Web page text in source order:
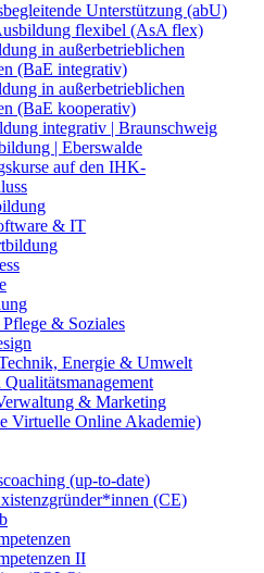
Unterstützung (abU)
flexibel (AsA flex)
in außerbetrieblichen
(BaE integrativ)
in außerbetrieblichen
(BaE kooperativ)
integrativ | Braunschweig
| Eberswalde
auf den IHK-
& IT
& Soziales
Energie & Umwelt
& Marketing
Virtuelle Online Akademie)
(up-to-date)
(CE)
II